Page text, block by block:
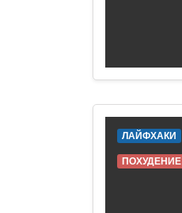
ЛАЙФХАКИ
ПОХУДЕНИЕ